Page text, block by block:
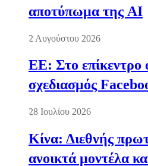
αποτύπωμα της AI
2 Αυγούστου 2026
ΕΕ: Στο επίκεντρο
σχεδιασμός
28 Ιουλίου 2026
Κίνα: Διεθνής
ανοικτά μοντέλα